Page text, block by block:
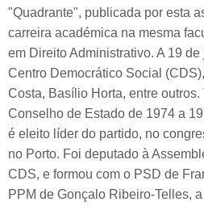
"Quadrante", publicada por esta
carreira académica na mesma
em Direito Administrativo. A 19
Centro Democrático Social
Costa, Basílio Horta, entre
Conselho de Estado de 1974 a
é eleito líder do partido, no
no Porto. Foi deputado à
CDS, e formou com o PSD de
PPM de Gonçalo Ribeiro-Telles,